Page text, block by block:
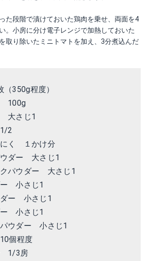
た段階で漬けておいた鶏肉を乗せ、両面を4
。小房に分け電子レンジで加熱しておいた
取り除いたミニトマトを加え、3分煮込んだ
350g程度）
100g
大さじ1
2
く １かけ分
ダー 大さじ1
パウダー 大さじ1
小さじ1
ー 小さじ1
小さじ1
ウダー 小さじ1
個程度
1/3房